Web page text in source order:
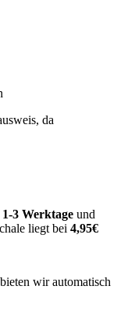
da
1-3 Werktage und
liegt bei 4,95€
wir automatisch